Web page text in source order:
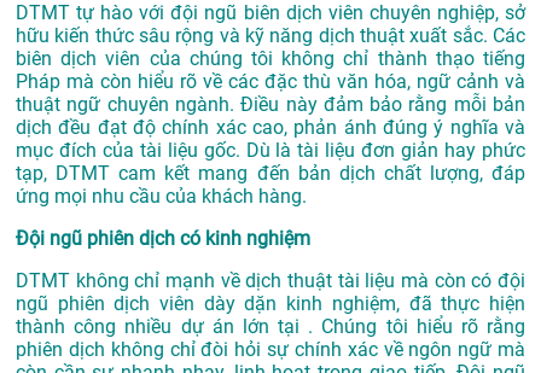
DTMT tự hào với đội ngũ biên dịch viên chuyên nghiệp, sở
hữu kiến thức sâu rộng và kỹ năng dịch thuật xuất sắc. Các
biên dịch viên của chúng tôi không chỉ thành thạo tiếng
Pháp mà còn hiểu rõ về các đặc thù văn hóa, ngữ cảnh và
thuật ngữ chuyên ngành. Điều này đảm bảo rằng mỗi bản
dịch đều đạt độ chính xác cao, phản ánh đúng ý nghĩa và
mục đích của tài liệu gốc. Dù là tài liệu đơn giản hay phức
tạp, DTMT cam kết mang đến bản dịch chất lượng, đáp
ứng mọi nhu cầu của khách hàng.
Đội ngũ phiên dịch có kinh nghiệm
DTMT không chỉ mạnh về dịch thuật tài liệu mà còn có đội
ngũ phiên dịch viên dày dặn kinh nghiệm, đã thực hiện
thành công nhiều dự án lớn tại . Chúng tôi hiểu rõ rằng
phiên dịch không chỉ đòi hỏi sự chính xác về ngôn ngữ mà